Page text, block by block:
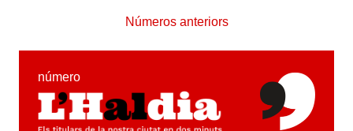
Números anteriors
número